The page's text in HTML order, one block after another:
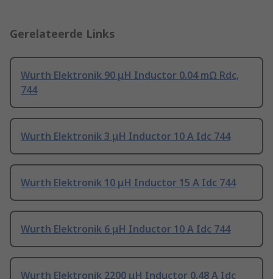
Gerelateerde Links
Wurth Elektronik 90 μH Inductor 0.04 mΩ Rdc,
744
Wurth Elektronik 3 μH Inductor 10 A Idc 744
Wurth Elektronik 10 μH Inductor 15 A Idc 744
Wurth Elektronik 6 μH Inductor 10 A Idc 744
Wurth Elektronik 2200 μH Inductor 0.48 A Idc